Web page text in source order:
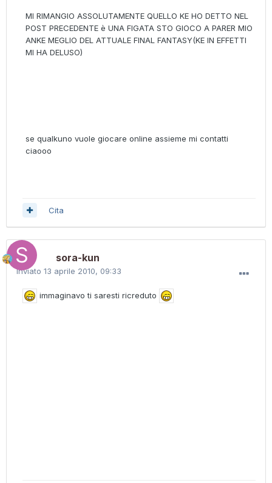
MI RIMANGIO ASSOLUTAMENTE QUELLO KE HO DETTO NEL
POST PRECEDENTE è UNA FIGATA STO GIOCO A PARER MIO
ANKE MEGLIO DEL ATTUALE FINAL FANTASY(KE IN EFFETTI
MI HA DELUSO)
se qualkuno vuole giocare online assieme mi contatti
ciaooo
Cita
sora-kun
Inviato 13 aprile 2010, 09:33
immaginavo ti saresti ricreduto